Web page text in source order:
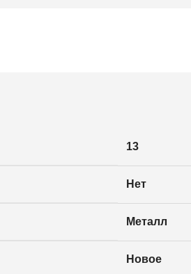
13
Нет
Металл
Новое